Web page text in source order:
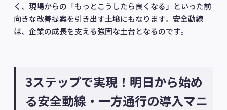
く、現場からの「もっとこうしたら良くなる」といった前
向きな改善提案を引き出す土壌にもなります。安全動線
は、企業の成長を支える強固な土台となるのです。
3ステップで実現！明日から始め
る安全動線・一方通行の導入マニ